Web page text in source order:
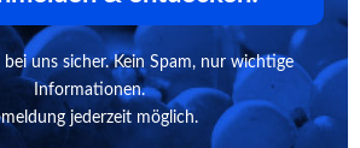
bei uns sicher. Kein Spam, nur wichtige
Informationen.
jederzeit möglich.